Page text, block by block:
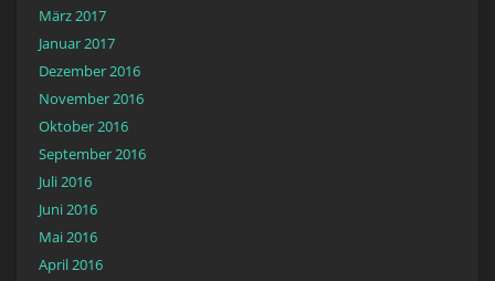
März 2017
Januar 2017
Dezember 2016
November 2016
Oktober 2016
September 2016
Juli 2016
Juni 2016
Mai 2016
April 2016